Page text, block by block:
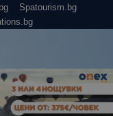
Spatourism.bg